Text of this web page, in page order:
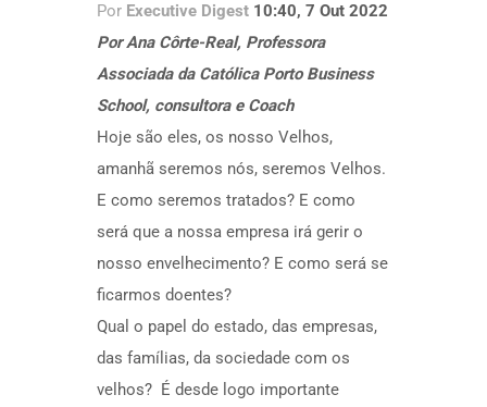
Por Executive Digest 10:40, 7 Out 2022
Por Ana Côrte-Real, Professora
Associada da Católica Porto Business
School, consultora e Coach
Hoje são eles, os nosso Velhos,
amanhã seremos nós, seremos Velhos.
E como seremos tratados? E como
será que a nossa empresa irá gerir o
nosso envelhecimento? E como será se
ficarmos doentes?
Qual o papel do estado, das empresas,
das famílias, da sociedade com os
velhos? É desde logo importante